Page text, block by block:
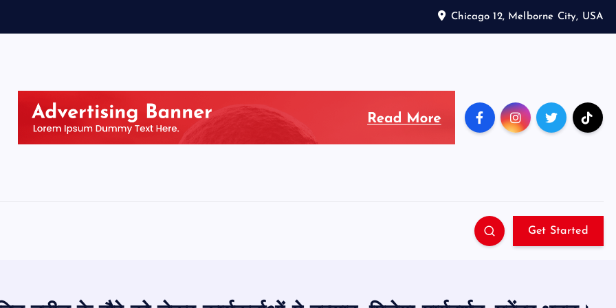
Chicago 12, Melborne City, USA
Get Started